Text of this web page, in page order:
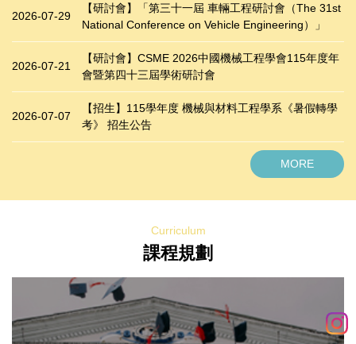
2026-07-29
【研討會】「第三十一屆 車輛工程研討會（The 31st
National Conference on Vehicle Engineering）」
2026-07-21
【研討會】CSME 2026中國機械工程學會115年度年
會暨第四十三屆學術研討會
2026-07-07
【招生】115學年度 機械與材料工程學系《暑假轉學
考》 招生公告
MORE
課程規劃
Curriculum